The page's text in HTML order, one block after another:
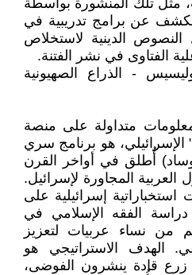
مثل تلك المنشورة بواسطة
في ديسمبر 2024، تكشف عن برامج تدريبية في
الدينية لاستخلاص
الفتاوى في نشر الفتنة.
- الذراع الصهيونية
متداولة على منصة
هو برنامج سري
أُطلق في أواخر القرن
المجاورة لإسرائيل.
إسرائيلية على
الفقه الإسلامي في
من نساء عربيات لتعزيز
الهدف الاستراتيجي هو
زرع قادة ينشرون الفوضى،